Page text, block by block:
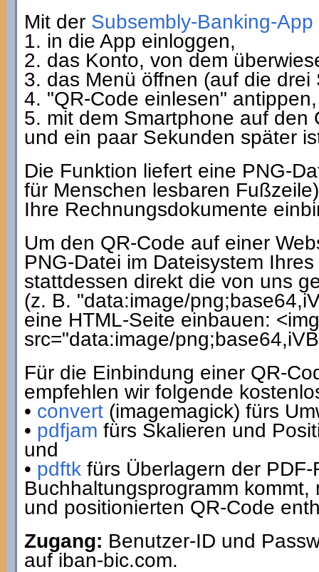
Mit der Subsembly-Banking-App
1. in die App einloggen,
2. das Konto, von dem
3. das Menü öffnen (auf die
4. "QR-Code einlesen" antippen,
5. mit dem Smartphone auf den
und ein paar Sekunden später
Die Funktion liefert eine PNG-
für Menschen lesbaren
Ihre Rechnungsdokumente
Um den QR-Code auf einer
PNG-Datei im Dateisystem
stattdessen direkt die von uns
(z. B. "data:image/
eine HTML-Seite einbauen:
src="data:image/
Für die Einbindung einer QR-
empfehlen wir folgende
• convert(imagemagick) fürs
• pdfjam fürs Skalieren und
und
• pdftkfürs Überlagern der
Buchhaltungsprogramm
und positionierten QR-Code
Zugang: Benutzer-ID und
auf iban-bic.com.